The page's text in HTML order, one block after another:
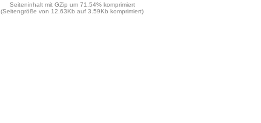
Seiteninhalt mit GZip um 71.54% komprimiert
(Seitengröße von 12.63Kb auf 3.59Kb komprimiert)